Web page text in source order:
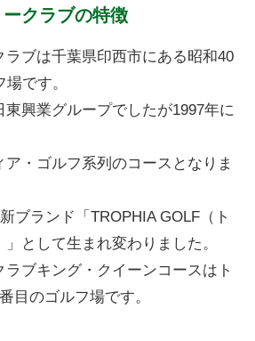
クラブの特徴
ラブは千葉県印西市にある昭和40
です。
東興業グループでしたが1997年に
・ゴルフ系列のコースとなりま
ブランド「TROPHIA GOLF（ト
として生まれ変わりました。
ブキング・クイーンコースはト
目のゴルフ場です。